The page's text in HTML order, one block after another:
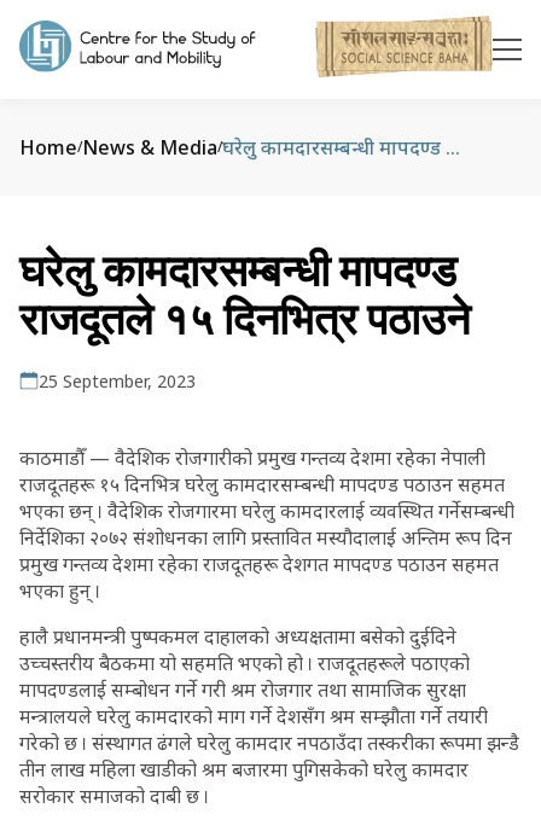
Home/News & Media/ घरेलु कामदारसम्बन्धी मापदण्ड राजदूतले १५ दिनभित्र पठाउने
घरेलु कामदारसम्बन्धी मापदण्ड
राजदूतले १५ दिनभित्र पठाउने
25 September, 2023
काठमाडौँ — वैदेशिक रोजगारीको प्रमुख गन्तव्य देशमा रहेका नेपाली
राजदूतहरू १५ दिनभित्र घरेलु कामदारसम्बन्धी मापदण्ड पठाउन सहमत
भएका छन् । वैदेशिक रोजगारमा घरेलु कामदारलाई व्यवस्थित गर्नेसम्बन्धी
निर्देशिका २०७२ संशोधनका लागि प्रस्तावित मस्यौदालाई अन्तिम रूप दिन
प्रमुख गन्तव्य देशमा रहेका राजदूतहरू देशगत मापदण्ड पठाउन सहमत
भएका हुन् ।
हालै प्रधानमन्त्री पुष्पकमल दाहालको अध्यक्षतामा बसेको दुईदिने
उच्चस्तरीय बैठकमा यो सहमति भएको हो । राजदूतहरूले पठाएको
मापदण्डलाई सम्बोधन गर्ने गरी श्रम रोजगार तथा सामाजिक सुरक्षा
मन्त्रालयले घरेलु कामदारको माग गर्ने देशसँग श्रम सम्झौता गर्ने तयारी
गरेको छ । संस्थागत ढंगले घरेलु कामदार नपठाउँदा तस्करीका रूपमा झन्डै
तीन लाख महिला खाडीको श्रम बजारमा पुगिसकेको घरेलु कामदार
सरोकार समाजको दाबी छ ।